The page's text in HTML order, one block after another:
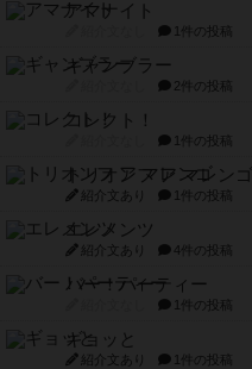
アマナイト
1件の投稿
ギャンブラー
2件の投稿
コレクト！
1件の投稿
トリオンフ ア マレンゴ
紹介文あり 1件の投稿
エレメンツ
紹介文あり 4件の投稿
バー！パーティー
1件の投稿
ギョッと
紹介文あり 1件の投稿